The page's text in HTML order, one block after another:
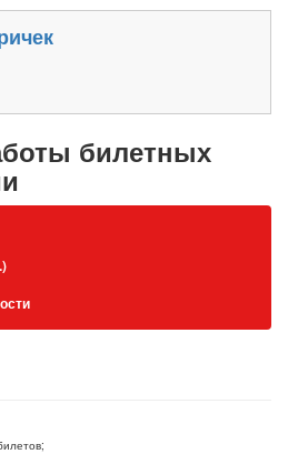
билетных